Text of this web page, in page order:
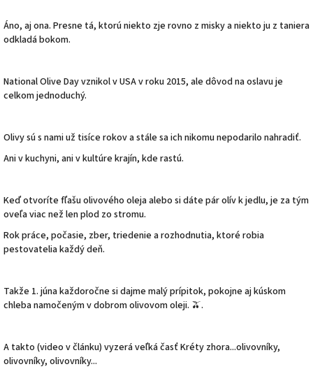
Áno, aj ona. Presne tá, ktorú niekto zje rovno z misky a niekto ju z taniera
odkladá bokom.
National Olive Day vznikol v USA v roku 2015, ale dôvod na oslavu je
celkom jednoduchý.
Olivy sú s nami už tisíce rokov a stále sa ich nikomu nepodarilo nahradiť.
Ani v kuchyni, ani v kultúre krajín, kde rastú.
Keď otvoríte fľašu olivového oleja alebo si dáte pár olív k jedlu, je za tým
oveľa viac než len plod zo stromu.
Rok práce, počasie, zber, triedenie a rozhodnutia, ktoré robia
pestovatelia každý deň.
Takže 1. júna každoročne si dajme malý prípitok, pokojne aj kúskom
chleba namočeným v dobrom olivovom oleji. 🫒.
A takto (video v článku) vyzerá veľká časť Kréty zhora...olivovníky,
olivovníky, olivovníky...